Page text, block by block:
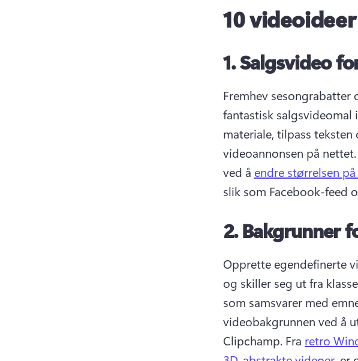
10
1.Salgsvideo
Fremhev sesongrabatter
fantastisk salgsvideomal
materiale, tilpass
videoannonsen på nettet.
ved å endre størrelsen
slik som Facebook-feed
2.Bakgrunner
Opprette egendefinerte
og skiller seg ut fra
som samsvarer med
videobakgrunnen ved å
Clipchamp. Fra retro